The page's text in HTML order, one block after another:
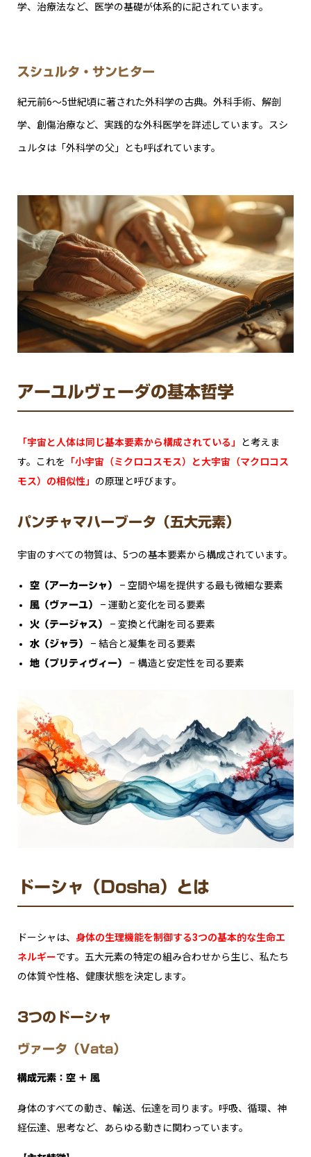
学、治療法など、医学の基礎が体系的に記されています。
スシュルタ・サンヒター
紀元前6〜5世紀頃に著された外科学の古典。外科手術、解剖
学、創傷治療など、実践的な外科医学を詳述しています。スシ
ュルタは「外科学の父」とも呼ばれています。
アーユルヴェーダの基本哲学
「宇宙と人体は同じ基本要素から構成されている」
と考えま
す。これを 「小宇宙（ミクロコスモス）と大宇宙（マクロコス
モス）の相似性」 の原理と呼びます。
パンチャマハーブータ（五大元素）
宇宙のすべての物質は、5つの基本要素から構成されています。
空（アーカーシャ） – 空間や場を提供する最も微細な要素
風（ヴァーユ） – 運動と変化を司る要素
火（テージャス） – 変換と代謝を司る要素
水（ジャラ） – 結合と凝集を司る要素
地（プリティヴィー） – 構造と安定性を司る要素
ドーシャ（Dosha）とは
ドーシャは、 身体の生理機能を制御する3つの基本的な生命エ
ネルギーです。五大元素の特定の組み合わせから生じ、私たち
の体質や性格、健康状態を決定します。
3つのドーシャ
ヴァータ（Vata）
構成元素：空 + 風
身体のすべての動き、輸送、伝達を司ります。呼吸、循環、神
経伝達、思考など、あらゆる動きに関わっています。